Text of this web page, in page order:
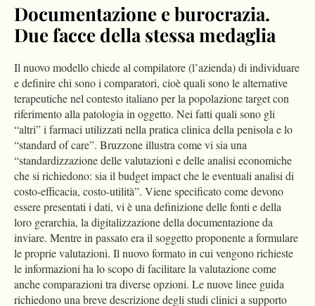
Documentazione e burocrazia.
Due facce della stessa medaglia
Il nuovo modello chiede al compilatore (l’azienda) di individuare
e definire chi sono i comparatori, cioè quali sono le alternative
terapeutiche nel contesto italiano per la popolazione target con
riferimento alla patologia in oggetto. Nei fatti quali sono gli
“altri” i farmaci utilizzati nella pratica clinica della penisola e lo
“standard of care”. Bruzzone illustra come vi sia una
“standardizzazione delle valutazioni e delle analisi economiche
che si richiedono: sia il budget impact che le eventuali analisi di
costo-efficacia, costo-utilità”. Viene specificato come devono
essere presentati i dati, vi è una definizione delle fonti e della
loro gerarchia, la digitalizzazione della documentazione da
inviare. Mentre in passato era il soggetto proponente a formulare
le proprie valutazioni. Il nuovo formato in cui vengono richieste
le informazioni ha lo scopo di facilitare la valutazione come
anche comparazioni tra diverse opzioni. Le nuove linee guida
richiedono una breve descrizione degli studi clinici a supporto